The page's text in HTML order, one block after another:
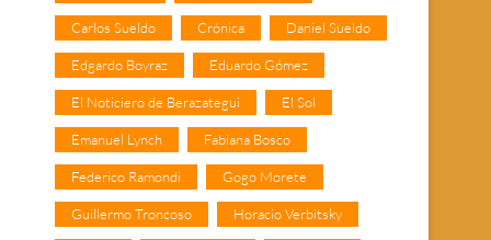
Carlos Sueldo Crónica Daniel Sueldo
Edgardo Boyraz Eduardo Gómez
El Noticiero de Berazategui El Sol
Emanuel Lynch Fabiana Bosco
Federico Ramondi Gogo Morete
Guillermo Troncoso Horacio Verbitsky